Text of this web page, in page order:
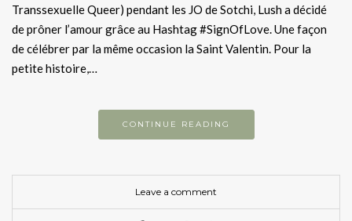
Transsexuelle Queer) pendant les JO de Sotchi, Lush a décidé
de prôner l’amour grâce au Hashtag #SignOfLove. Une façon
de célébrer par la même occasion la Saint Valentin. Pour la
petite histoire,…
CONTINUE READING
Leave a comment